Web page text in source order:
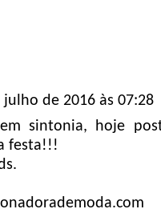
julho de 2016 às 07:28
em sintonia, hoje
festa!!!